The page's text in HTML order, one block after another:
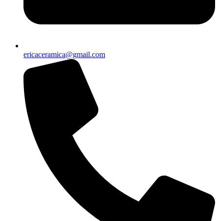
ericaceramica@gmail.com